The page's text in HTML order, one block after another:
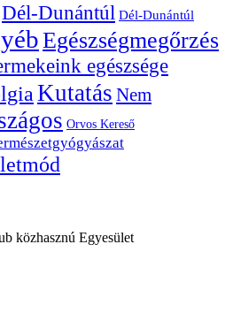
Dél-Dunántúl Dél-Dunántúl
Egészségmegőrzés
egészsége
Kutatás Nem
Orvos Kereső
közhasznú Egyesület